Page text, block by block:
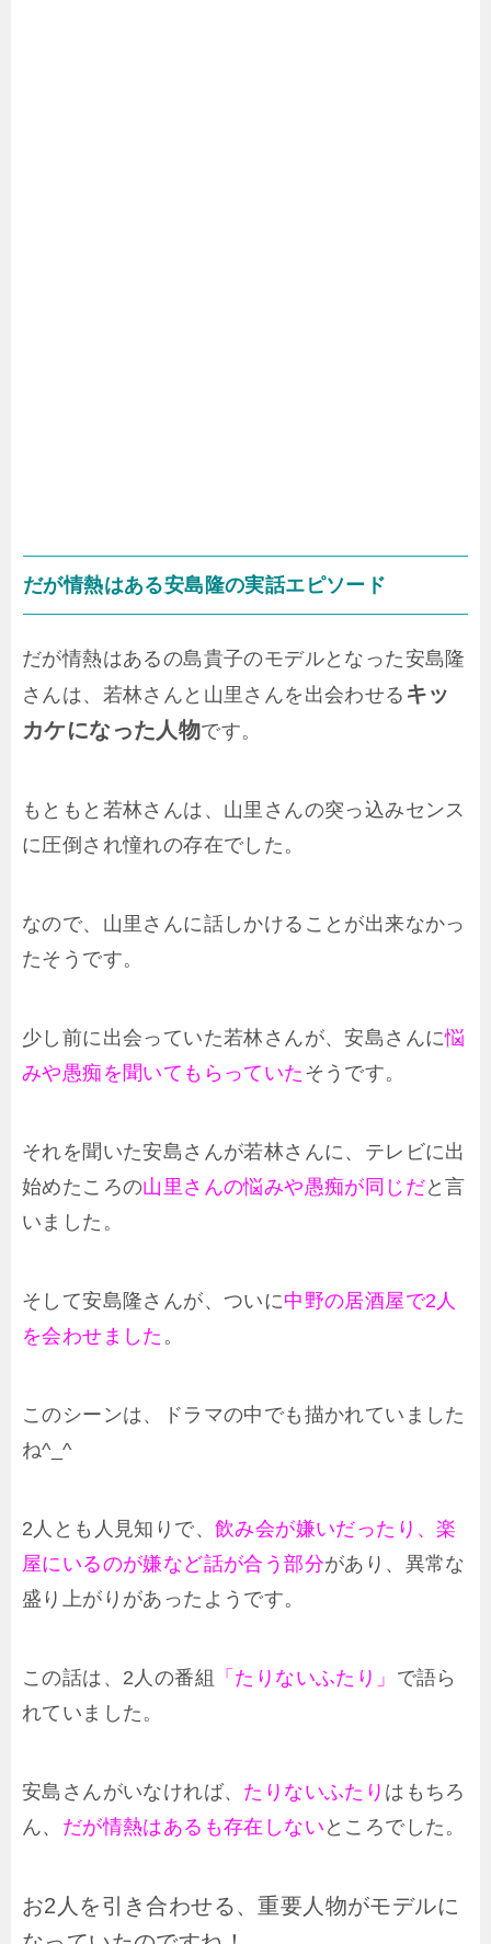
だが情熱はある安島隆の実話エピソード
だが情熱はあるの島貴子のモデルとなった安島隆
さんは、若林さんと山里さんを出会わせる キッ
カケになった人物です。
もともと若林さんは、山里さんの突っ込みセンス
に圧倒され憧れの存在でした。
なので、山里さんに話しかけることが出来なかっ
たそうです。
少し前に出会っていた若林さんが、安島さんに悩
みや愚痴を聞いてもらっていた そうです。
それを聞いた安島さんが若林さんに、テレビに出
始めたころの山里さんの悩みや愚痴が同じだと言
いました。
そして安島隆さんが、ついに中野の居酒屋で2人
を会わせました 。
このシーンは、ドラマの中でも描かれていました
ね^_^
2人とも人見知りで、 飲み会が嫌いだったり、楽
屋にいるのが嫌など話が合う部分があり、異常な
盛り上がりがあったようです。
この話は、2人の番組 「たりないふたり」 で語ら
れていました。
安島さんがいなければ、 たりないふたり はもちろ
ん、 だが情熱はあるも存在しない ところでした。
お2人を引き合わせる、重要人物がモデルに